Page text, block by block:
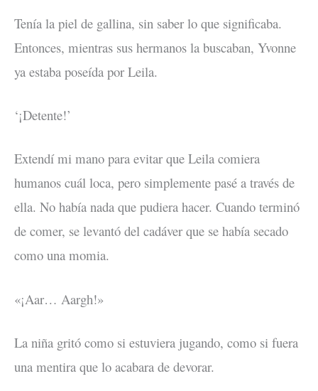
Tenía la piel de gallina, sin saber lo que significaba.
Entonces, mientras sus hermanos la buscaban, Yvonne
ya estaba poseída por Leila.
‘¡Detente!’
Extendí mi mano para evitar que Leila comiera
humanos cuál loca, pero simplemente pasé a través de
ella. No había nada que pudiera hacer. Cuando terminó
de comer, se levantó del cadáver que se había secado
como una momia.
«¡Aar… Aargh!»
La niña gritó como si estuviera jugando, como si fuera
una mentira que lo acabara de devorar.